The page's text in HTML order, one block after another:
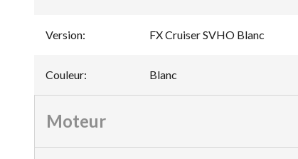
Version: FX Cruiser SVHO Blanc
Couleur: Blanc
Moteur